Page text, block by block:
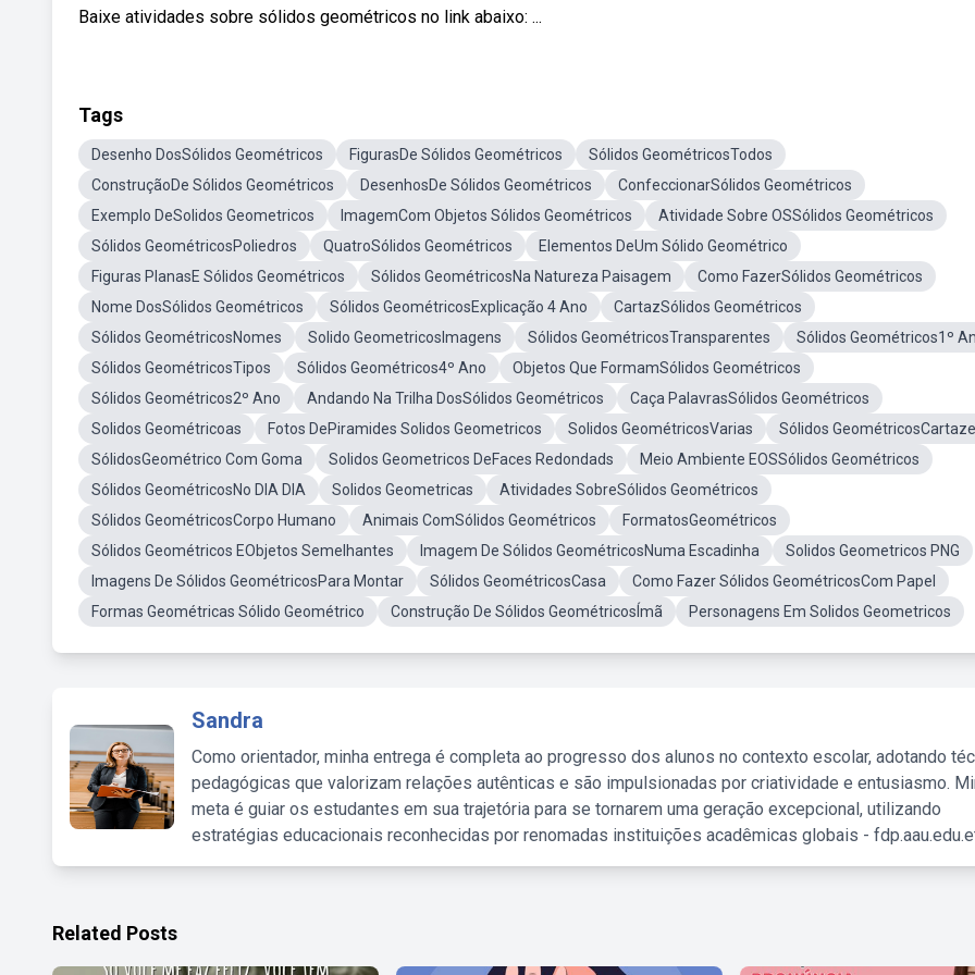
Baixe atividades sobre sólidos geométricos no link abaixo: ...
Tags
Desenho DosSólidos Geométricos FigurasDe Sólidos Geométricos
Sólidos GeométricosTodos
ConstruçãoDe Sólidos Geométricos
DesenhosDe Sólidos Geométricos
ConfeccionarSólidos Geométricos
Exemplo DeSolidos Geometricos
ImagemCom Objetos Sólidos Geométricos
Atividade Sobre OSSólidos Geométricos
Sólidos GeométricosPoliedros
QuatroSólidos Geométricos
Elementos DeUm Sólido Geométrico
Figuras PlanasE Sólidos Geométricos
Sólidos GeométricosNa Natureza Paisagem
Como FazerSólidos Geométricos
Nome DosSólidos Geométricos
Sólidos GeométricosExplicação 4 Ano
CartazSólidos Geométricos
Sólidos GeométricosNomes
Solido GeometricosImagens Sólidos GeométricosTransparentes
Sólidos Geométricos1º
Sólidos GeométricosTipos
Sólidos Geométricos4º Ano
Objetos Que FormamSólidos Geométricos
Sólidos Geométricos2º Ano
Andando Na Trilha DosSólidos Geométricos
Caça PalavrasSólidos Geométricos
Solidos Geométricoas
Fotos DePiramides Solidos Geometricos Solidos GeométricosVarias
Sólidos
SólidosGeométrico Com Goma
Solidos Geometricos DeFaces Redondads
Meio Ambiente EOSSólidos Geométricos
Sólidos GeométricosNo DIA DIA
Solidos Geometricas
Atividades SobreSólidos Geométricos
Sólidos GeométricosCorpo Humano
Animais ComSólidos Geométricos
FormatosGeométricos
Sólidos Geométricos EObjetos Semelhantes
Imagem De Sólidos GeométricosNuma Escadinha
Solidos Geometricos PNG
Imagens De Sólidos GeométricosPara Montar
Sólidos GeométricosCasa
Como Fazer Sólidos GeométricosCom Papel
Formas Geométricas Sólido Geométrico
Construção De Sólidos GeométricosÍmã Personagens Em Solidos Geometricos
Sandra
Como orientador, minha entrega é completa ao progresso dos alunos no contexto escolar, adotando
pedagógicas que valorizam relações autênticas e são impulsionadas por criatividade e entusiasmo.
meta é guiar os estudantes em sua trajetória para se tornarem uma geração excepcional, utilizando
estratégias educacionais reconhecidas por renomadas instituições acadêmicas globais -
Related Posts